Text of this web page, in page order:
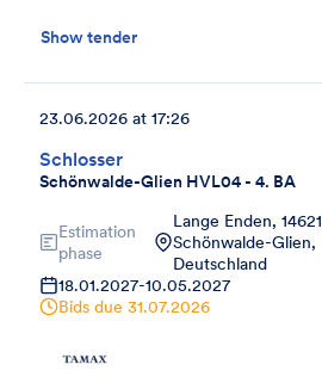
Show tender
Schlosser
Schönwalde-Glien HVL04 - 4. BA
23.06.2026 at 17:26
Estimation
phase
Lange Enden, 14621
Schönwalde-Glien,
Deutschland
18.01.2027-10.05.2027
Bids due 31.07.2026